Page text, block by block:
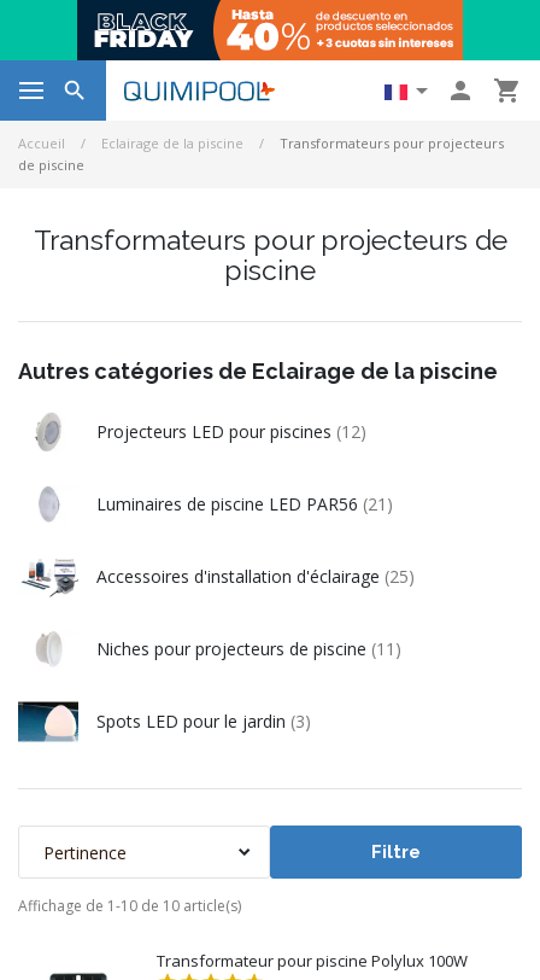
   
Accueil Eclairage de la piscine
Transformateurs pour projecteurs
de piscine
Transformateurs pour projecteurs de
piscine
Autres catégories de Eclairage de la piscine
Projecteurs LED pour piscines (12)
Luminaires de piscine LED PAR56 (21)
Accessoires d'installation d'éclairage (25)
Niches pour projecteurs de piscine (11)
Spots LED pour le jardin (3)
Pertinence Filtre
Affichage de 1-10 de 10 article(s)
Transformateur pour piscine Polylux 100W